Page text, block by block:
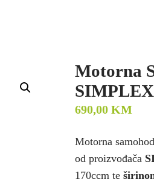
Motorna
SIMPLEX
690,00 KM
Motorna
od proizvođača
170ccm te